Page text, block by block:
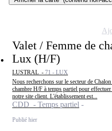
Valet / Femme de
Lux (H/F)
LUSTRAL - 71 - LUX
Nous recherchons sur le secteur de
chambre H/F à temps partiel pour
notre site client. L'établissement est...
CDD - Temps partiel
Publié hier